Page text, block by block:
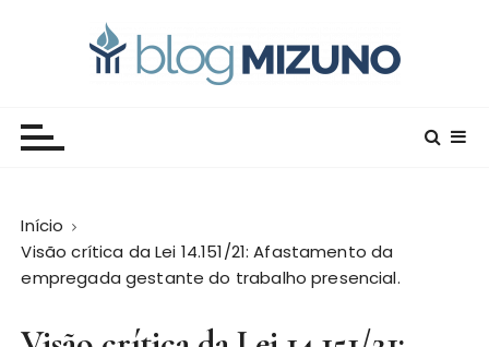
Início
Visão crítica da Lei 14.151/21: Afastamento da
empregada gestante do trabalho presencial.